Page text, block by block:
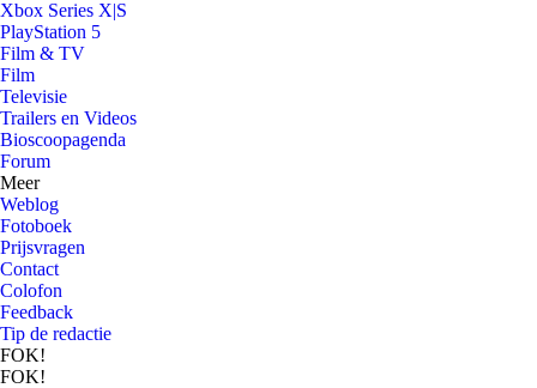
Xbox Series X|S
PlayStation 5
Film & TV
Film
Televisie
Trailers en Videos
Bioscoopagenda
Forum
Meer
Weblog
Fotoboek
Prijsvragen
Contact
Colofon
Feedback
Tip de redactie
FOK!
FOK!